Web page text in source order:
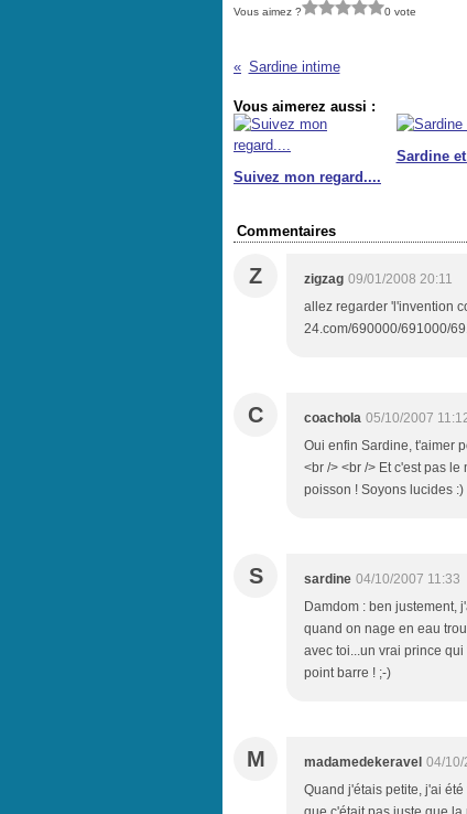
Vous aimez ? 0 vote
Sardine intime
Vous aimerez aussi :
Suivez mon regard....
Sardine
Commentaires
Z zigzag 09/01/2008 20:11
allez regarder 'l'invention
24.com/690000/691000/
C coachola 05/10/2007
Oui enfin Sardine, t'aimer
<br /> <br /> Et c'est pas
poisson ! Soyons lucides :)
S sardine 04/10/2007 11:33
Damdom : ben justement,
quand on nage en eau
avec toi...un vrai prince
point barre ! ;-)
M madamedekeravel 04/10/
Quand j'étais petite, j'ai